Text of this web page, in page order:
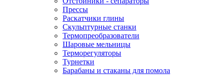
Прессы
Раскатчики глины
Скульптурные станки
Термопреобразователи
Шаровые мельницы
Терморегуляторы
Турнетки
Барабаны и стаканы для помола